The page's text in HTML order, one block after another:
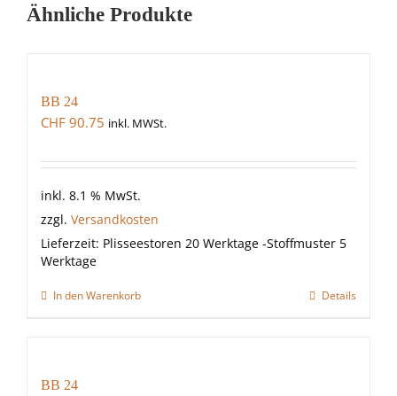
Ähnliche Produkte
BB 24
CHF 90.75 inkl. MWSt.
inkl. 8.1 % MwSt.
zzgl. Versandkosten
Lieferzeit: Plisseestoren 20 Werktage -Stoffmuster 5
Werktage
In den Warenkorb Details
BB 24